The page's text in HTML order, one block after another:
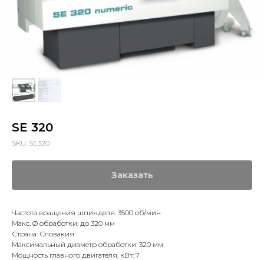
SE 320
SKU: SE320
Заказать
Частота вращения шпинделя: 3500 об/мин
Макс. Ø обработки: до 320 мм
Страна: Словакия
Максимальный диаметр обработки: 320 мм
Мощность главного двигателя, кВт: 7